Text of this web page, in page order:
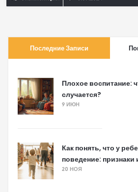
Последние Записи
Плохое воспитание:
случается?
9 ИЮН
Как понять, что у
поведение: признаки
20 НОЯ